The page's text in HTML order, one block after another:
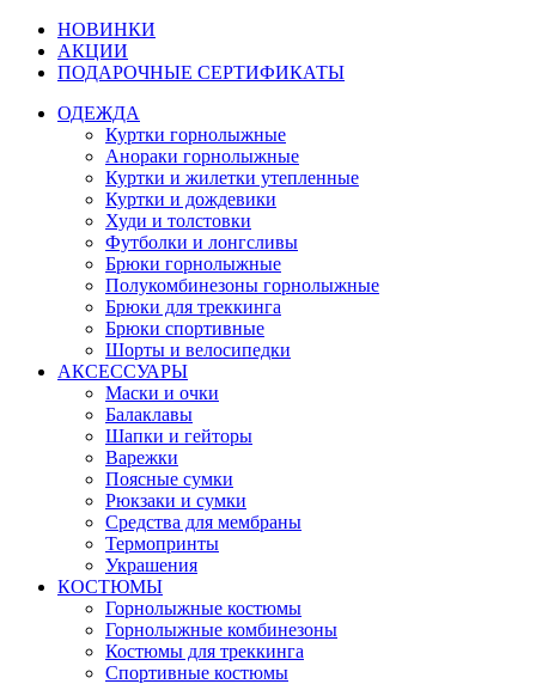
НОВИНКИ
АКЦИИ
ПОДАРОЧНЫЕ СЕРТИФИКАТЫ
ОДЕЖДА
Куртки горнолыжные
Анораки горнолыжные
Куртки и жилетки утепленные
Куртки и дождевики
Худи и толстовки
Футболки и лонгсливы
Брюки горнолыжные
Полукомбинезоны горнолыжные
Брюки для треккинга
Брюки спортивные
Шорты и велосипедки
АКСЕССУАРЫ
Маски и очки
Балаклавы
Шапки и гейторы
Варежки
Поясные сумки
Рюкзаки и сумки
Средства для мембраны
Термопринты
Украшения
КОСТЮМЫ
Горнолыжные костюмы
Горнолыжные комбинезоны
Костюмы для треккинга
Спортивные костюмы